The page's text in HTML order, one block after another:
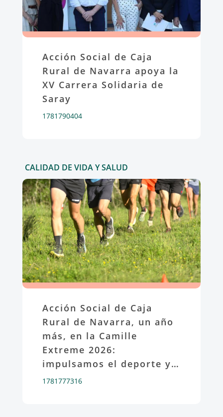
Acción Social de Caja
Rural de Navarra apoya la
XV Carrera Solidaria de
Saray
1781790404
CALIDAD DE VIDA Y SALUD
Acción Social de Caja
Rural de Navarra, un año
más, en la Camille
Extreme 2026:
impulsamos el deporte y
el territorio
1781777316